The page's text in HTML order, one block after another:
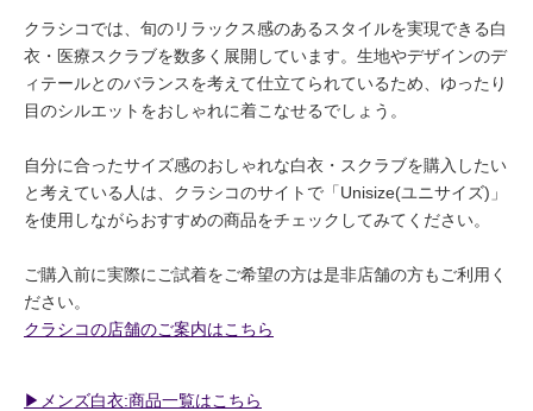
クラシコでは、旬のリラックス感のあるスタイルを実現できる白
衣・医療スクラブを数多く展開しています。生地やデザインのデ
ィテールとのバランスを考えて仕立てられているため、ゆったり
目のシルエットをおしゃれに着こなせるでしょう。
自分に合ったサイズ感のおしゃれな白衣・スクラブを購入したい
と考えている人は、クラシコのサイトで「Unisize(ユニサイズ)」
を使用しながらおすすめの商品をチェックしてみてください。
ご購入前に実際にご試着をご希望の方は是非店舗の方もご利用く
ださい。
クラシコの店舗のご案内はこちら
▶︎メンズ白衣:商品一覧はこちら